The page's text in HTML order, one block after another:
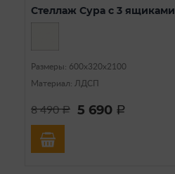
Стеллаж Сура с 3
Размеры: 600х320х2100
Материал: ЛДСП
8 490a 5 690 a